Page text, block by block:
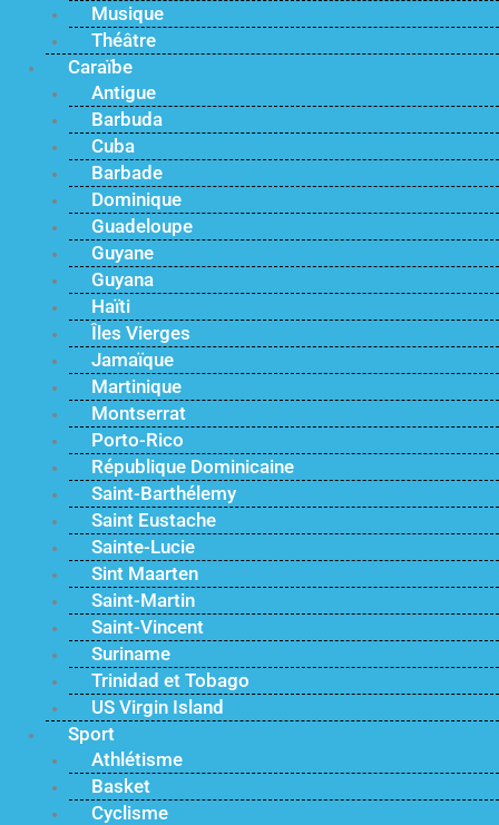
Musique
Théâtre
Caraïbe
Antigue
Barbuda
Cuba
Barbade
Dominique
Guadeloupe
Guyane
Guyana
Haïti
Îles Vierges
Jamaïque
Martinique
Montserrat
Porto-Rico
République Dominicaine
Saint-Barthélemy
Saint Eustache
Sainte-Lucie
Sint Maarten
Saint-Martin
Saint-Vincent
Suriname
Trinidad et Tobago
US Virgin Island
Sport
Athlétisme
Basket
Cyclisme